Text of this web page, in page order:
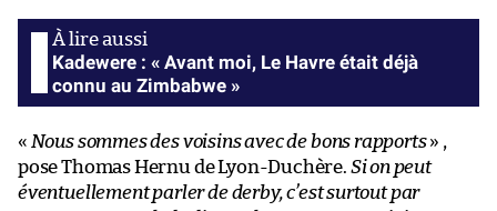
Kadewere : « Avant moi, Le Havre était déjà
connu au Zimbabwe »
« Nous sommes des voisins avec de bons rapports» ,
pose Thomas Hernu de Lyon-Duchère. Si on peut
éventuellement parler de derby, c’est surtout par